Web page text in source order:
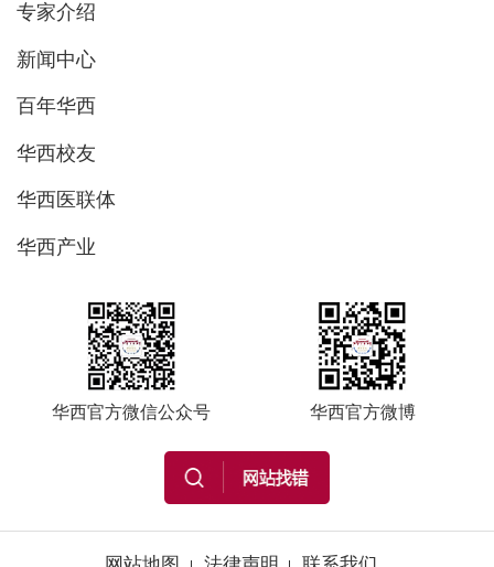
专家介绍
新闻中心
百年华西
华西校友
华西医联体
华西产业
华西官方微信公众号 华西官方微博